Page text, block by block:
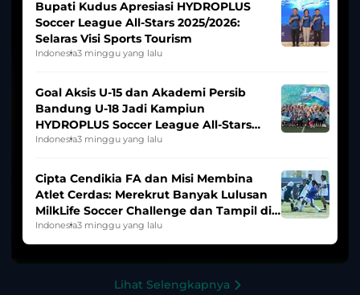
Bupati Kudus Apresiasi HYDROPLUS
Soccer League All-Stars 2025/2026:
Selaras Visi Sports Tourism
Indonesia3 minggu yang lalu
Goal Aksis U-15 dan Akademi Persib
Bandung U-18 Jadi Kampiun
HYDROPLUS Soccer League All-Stars
2025/2026
Indonesia3 minggu yang lalu
Cipta Cendikia FA dan Misi Membina
Atlet Cerdas: Merekrut Banyak Lulusan
MilkLife Soccer Challenge dan Tampil di
HYDROPLUS Soccer League
Indonesia3 minggu yang lalu
Lihat Selengkapnya